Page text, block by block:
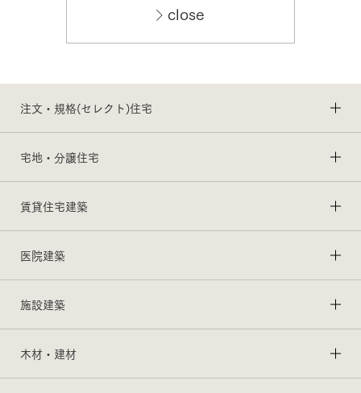
close
注文・規格(セレクト)住宅
宅地・分譲住宅
賃貸住宅建築
医院建築
施設建築
木材・建材